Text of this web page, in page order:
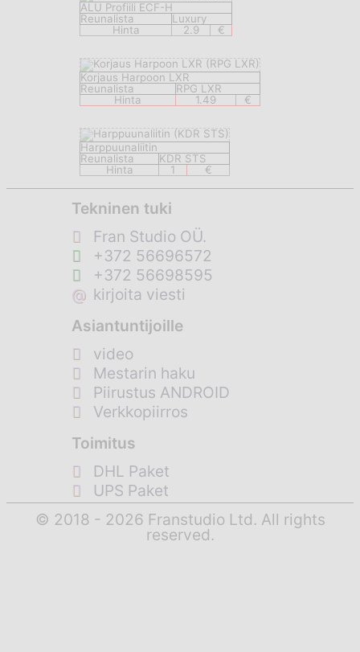
ALU Profiili ECF-H
Reunalista
Luxury
Hinta
2.9 €
Korjaus Harpoon LXR
Reunalista
RPG LXR
Hinta
1.49 €
Harppuunaliitin
Reunalista
KDR STS
Hinta
1 €
Tekninen tuki
Fran Studio OÜ.
+372 56696572
+372 56698595
@ kirjoita viesti
Asiantuntijoille
video
Mestarin haku
Piirustus ANDROID
Verkkopiirros
Toimitus
DHL Paket
UPS Paket
© 2018 - 2026 Franstudio Ltd. All rights
reserved.